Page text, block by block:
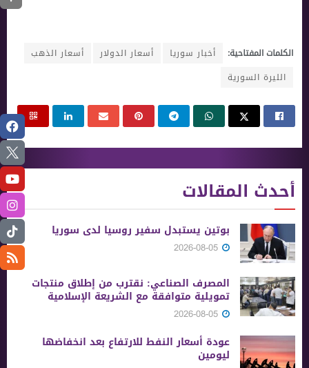
الكلمات المفتاحية: أخبار سوريا أسعار الدولار
أسعار الذهب
الليرة السورية
أحدث المقالات
بوتين يستبدل سفير روسيا لدى سوريا
المصرف الصناعي: نقترب من إطلاق منتجات
تمويلية متوافقة مع الشريعة الإسلامية
عودة أسعار النفط للارتفاع بعد انخفاضها
ليومين